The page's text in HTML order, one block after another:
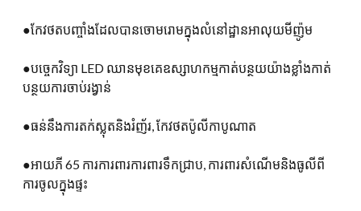
●កែវថតបញ្ចាំងដែលបានចោមរោមក្នុងលំនៅដ្ឋានអាលុយមីញ៉ូម
●បច្ចេកវិទ្យា LED ឈានមុខគេឧស្សាហកម្មកាត់បន្ថយយ៉ាងខ្លាំងកាត់
បន្ថយការចាប់រង្វាន់
●ធន់នឹងការតក់ស្លុតនិងរំញ័រ, កែវថតប៉ូលីកាបូណាត
●អាយភី 65 ការការពារការពារទឹកជ្រាប, ការពារសំណើមនិងធូលីពី
ការចូលក្នុងផ្ទះ